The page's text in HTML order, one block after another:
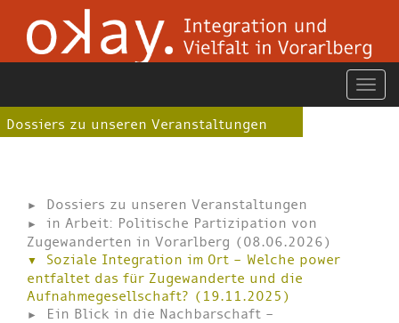
Dossiers zu unseren Veranstaltungen
Dossiers zu unseren Veranstaltungen
in Arbeit: Politische Partizipation von
Zugewanderten in Vorarlberg (08.06.2026)
Soziale Integration im Ort – Welche power
entfaltet das für Zugewanderte und die
Aufnahmegesellschaft? (19.11.2025)
Ein Blick in die Nachbarschaft –